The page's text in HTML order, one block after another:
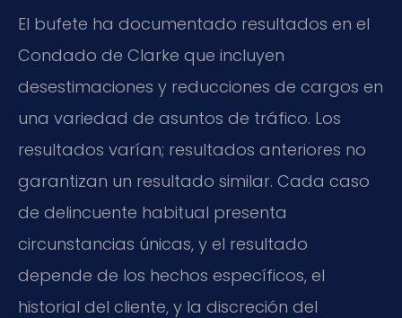
El bufete ha documentado resultados en el
Condado de Clarke que incluyen
desestimaciones y reducciones de cargos en
una variedad de asuntos de tráfico. Los
resultados varían; resultados anteriores no
garantizan un resultado similar. Cada caso
de delincuente habitual presenta
circunstancias únicas, y el resultado
depende de los hechos específicos, el
historial del cliente, y la discreción del